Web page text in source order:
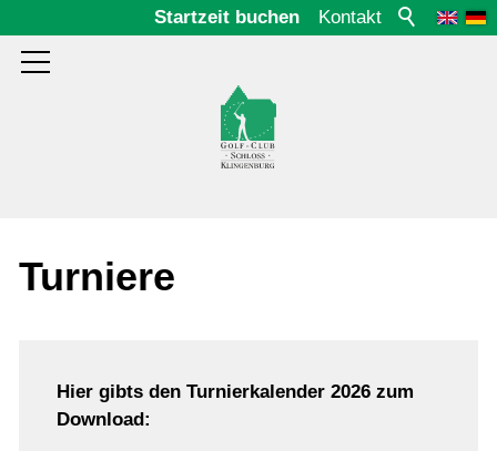
Kontakt
Startzeit buchen
Aktuelles
Club
Turniere
Hier gibts den Turnierkalender 2026 zum
Download: